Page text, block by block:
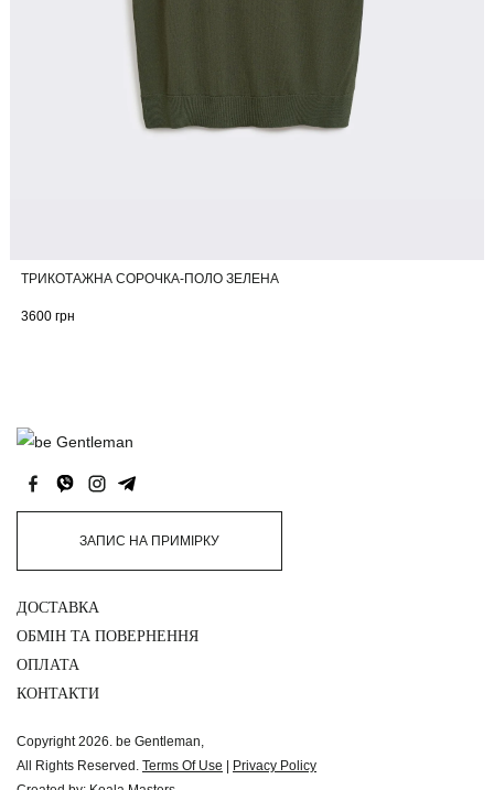
ТРИКОТАЖНА СОРОЧКА-ПОЛО ЗЕЛЕНА
3600 грн
ЗАПИС НА ПРИМІРКУ
Copyright 2026. be Gentleman,
All Rights Reserved. Terms Of Use | Privacy Policy
ДОСТАВКА
ОБМІН ТА ПОВЕРНЕННЯ
ОПЛАТА
КОНТАКТИ